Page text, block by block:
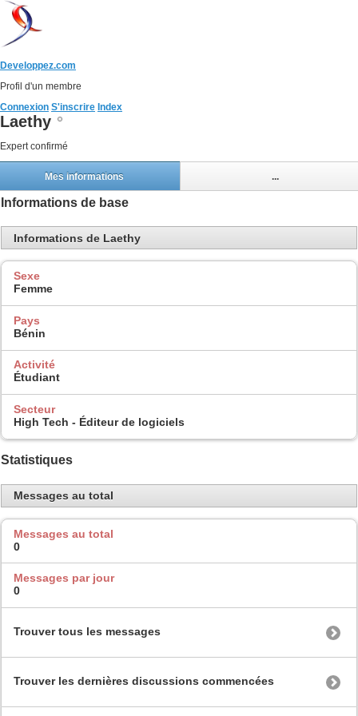
Developpez.com
Profil d'un membre
Connexion S'inscrire Index
Laethy
Expert confirmé
Mes informations ...
Informations de base
Informations de Laethy
Sexe
Femme
Pays
Bénin
Activité
Étudiant
Secteur
High Tech - Éditeur de logiciels
Statistiques
Messages au total
Messages au total
0
Messages par jour
0
Trouver tous les messages
Trouver les dernières discussions commencées